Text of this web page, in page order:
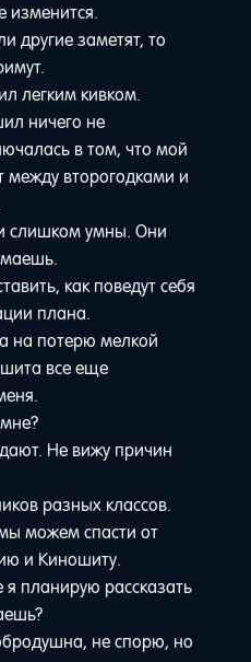
изменится.
другие заметят, то
легким кивком.
ничего не
в том, что мой
между второгодками и
слишком умны. Они
как поведут себя
плана.
на потерю мелкой
все еще
Не вижу причин
разных классов.
можем спасти от
и Киношиту.
планирую рассказать
не спорю, но